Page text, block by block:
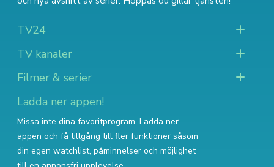
TV24
TV kanaler
Filmer & serier
Ladda ner appen!
Missa inte dina favoritprogram. Ladda ner
appen och få tillgång till fler funktioner såsom
din egen watchlist, påminnelser och möjlighet